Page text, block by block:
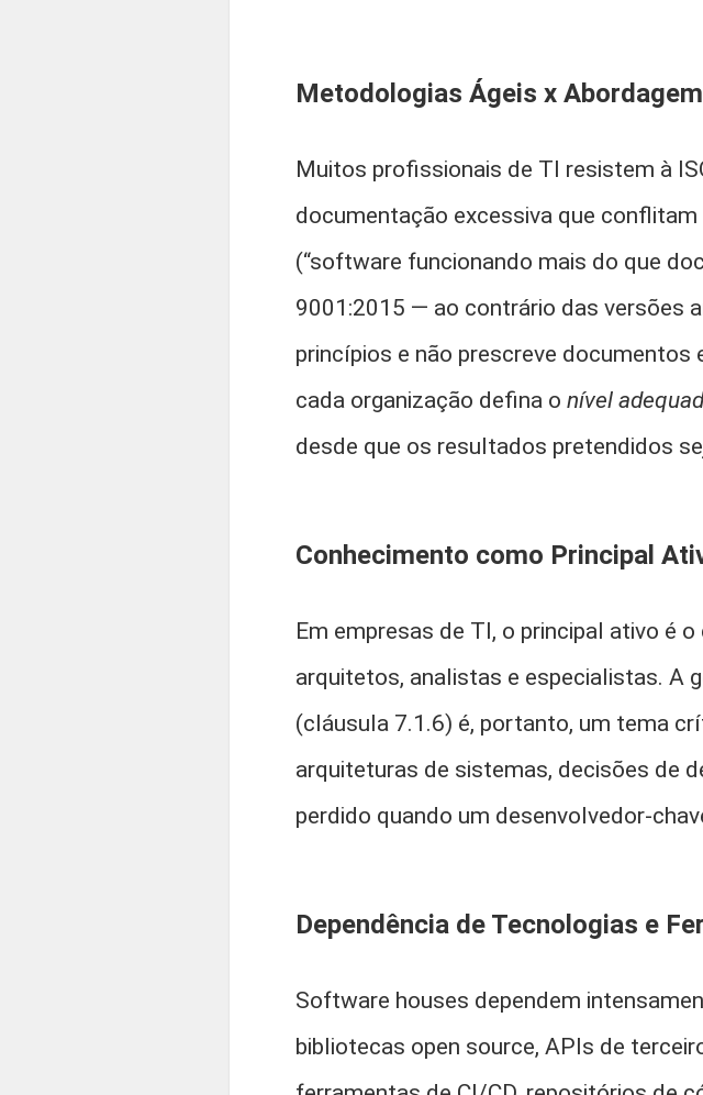
Metodologias Ágeis x
Muitos profissionais de TI resistem à
documentação excessiva que
(“software funcionando mais do que
9001:2015 — ao contrário das versões
princípios e não prescreve
cada organização defina o nível
desde que os resultados pretendidos
Conhecimento como Principal
Em empresas de TI, o principal ativo é
arquitetos, analistas e especialistas. A
(cláusula 7.1.6) é, portanto, um tema
arquiteturas de sistemas, decisões de
perdido quando um desenvolvedor-
Dependência de Tecnologias e
Software houses dependem
bibliotecas open source, APIs de